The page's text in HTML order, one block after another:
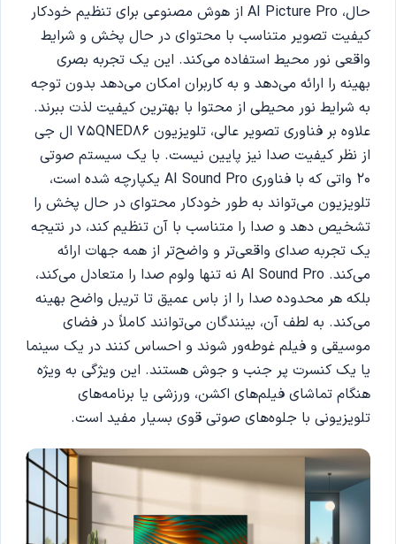
حال، AI Picture Pro از هوش مصنوعی برای تنظیم خودکار
کیفیت تصویر متناسب با محتوای در حال پخش و شرایط
واقعی نور محیط استفاده می‌کند. این یک تجربه بصری
بهینه را ارائه می‌دهد و به کاربران امکان می‌دهد بدون توجه
به شرایط نور محیطی از محتوا با بهترین کیفیت لذت ببرند.
علاوه بر فناوری تصویر عالی، تلویزیون 75QNED86 ال جی
از نظر کیفیت صدا نیز پایین نیست. با یک سیستم صوتی
20 واتی که با فناوری AI Sound Pro یکپارچه شده است،
تلویزیون می‌تواند به طور خودکار محتوای در حال پخش را
تشخیص دهد و صدا را متناسب با آن تنظیم کند، در نتیجه
یک تجربه صدای واقعی‌تر و واضح‌تر از همه جهات ارائه
می‌کند. AI Sound Pro نه تنها ولوم صدا را متعادل می‌کند،
بلکه هر محدوده صدا را از باس عمیق تا تریبل واضح بهینه
می‌کند. به لطف آن، بینندگان می‌توانند کاملاً در فضای
موسیقی و فیلم غوطه‌ور شوند و احساس کنند در یک سینما
یا یک کنسرت پر جنب و جوش هستند. این ویژگی به ویژه
هنگام تماشای فیلم‌های اکشن، ورزشی یا برنامه‌های
تلویزیونی با جلوه‌های صوتی قوی بسیار مفید است.